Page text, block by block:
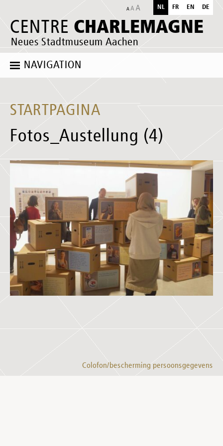
CENTRE CHARLEMAGNE
Neues Stadtmuseum Aachen
NL FR EN DE
NAVIGATION
STARTPAGINA
Fotos_Austellung (4)
Colofon/bescherming persoonsgegevens